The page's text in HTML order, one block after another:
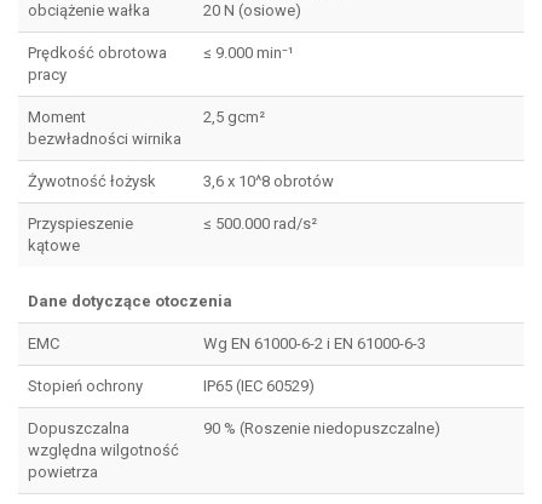
obciążenie wałka
20 N (osiowe)
Prędkość obrotowa
pracy
≤ 9.000 min⁻¹
Moment
bezwładności wirnika
2,5 gcm²
Żywotność łożysk 3,6 x 10^8 obrotów
Przyspieszenie
kątowe
≤ 500.000 rad/s²
Dane dotyczące otoczenia
EMC Wg EN 61000-6-2 i EN 61000-6-3
Stopień ochrony IP65 (IEC 60529)
Dopuszczalna
względna wilgotność
powietrza
90 % (Roszenie niedopuszczalne)